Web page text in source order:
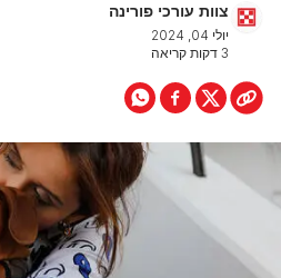
צוות עורכי פורינה
יולי 04, 2024
3 דקות קריאה